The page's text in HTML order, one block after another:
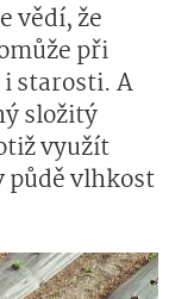
vědí, že
při
starosti. A
složitý
využít
půdě vlhkost